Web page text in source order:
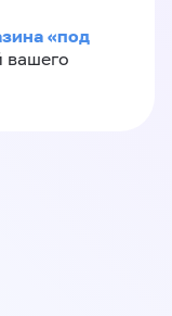
«под
вашего